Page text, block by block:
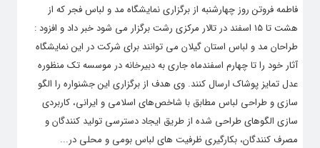
فاطمه فروتن روز چهارشنبه از برگزاری نمایشگاه مد و لباس فجر که از
هشت تا ۱۵ اسفند در تالار مرکزی رشت برگزار می شود خبر داد و افزود :
طراحان مد و لباس استان گیلان می توانند برای شرکت در این نمایشگاه
آثار خود را تا چهارم اسفندماه جاری به دبیرخانه در موسسه تک منظوره
عدل تمایز پوشاک ارسال کنند. وی هدف از برگزاری این جشنواره را الگو
سازی و طراحی لباس مطابق با شاخص‌های اسلامی و ایرانی، کاربردی
سازی الگوهای طراحی شده از طریق ایجاد دسترسی تولید کنندگان و
مصرف کنندگان، بکارگیری ظرفیت های لباس بومی و محلی در...